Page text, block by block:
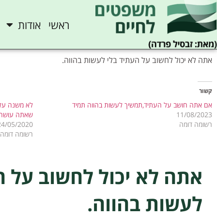
ראשי אודות
אתה לא יכול לחשוב על העתיד בלי לעשות בהווה.
קשור
אם אתה חושב על העתיד,תמשיך לעשות בהווה תמיד
11/08/2023
רשומה דומה
לא משנה
שאתה עושה
05/2020
רשומה דומה
אתה לא יכול לחשוב על
לעשות בהווה.